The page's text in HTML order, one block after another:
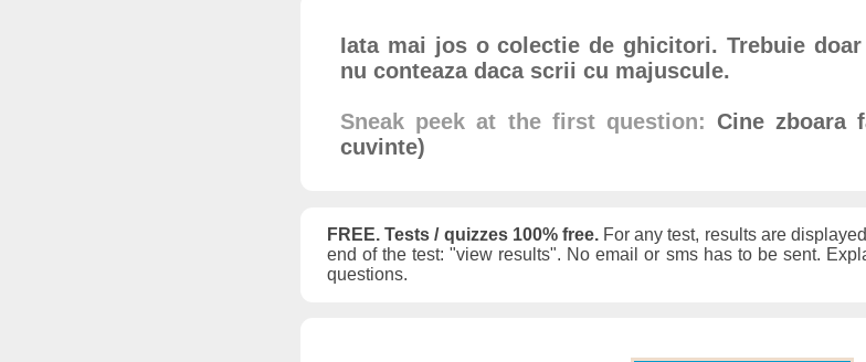
Iata mai jos o colectie de ghicitori. Trebuie
nu conteaza daca scrii cu majuscule.
Sneak peek at the first question: Cine zboara
cuvinte)
FREE. Tests / quizzes 100% free.For any test, results are
end of the test: "view results". No email or sms has to be sent.
questions.